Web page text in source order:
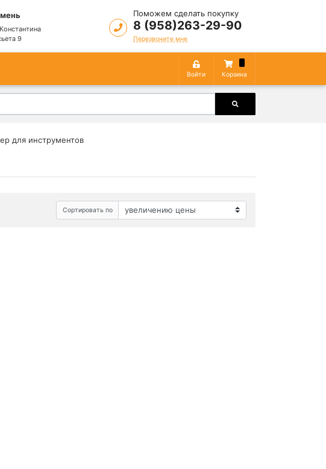
9
Поможем сделать покупку
8 (958)263-29-90
Перезвоните мне
Войти Корзина
для инструментов
Сортировать по